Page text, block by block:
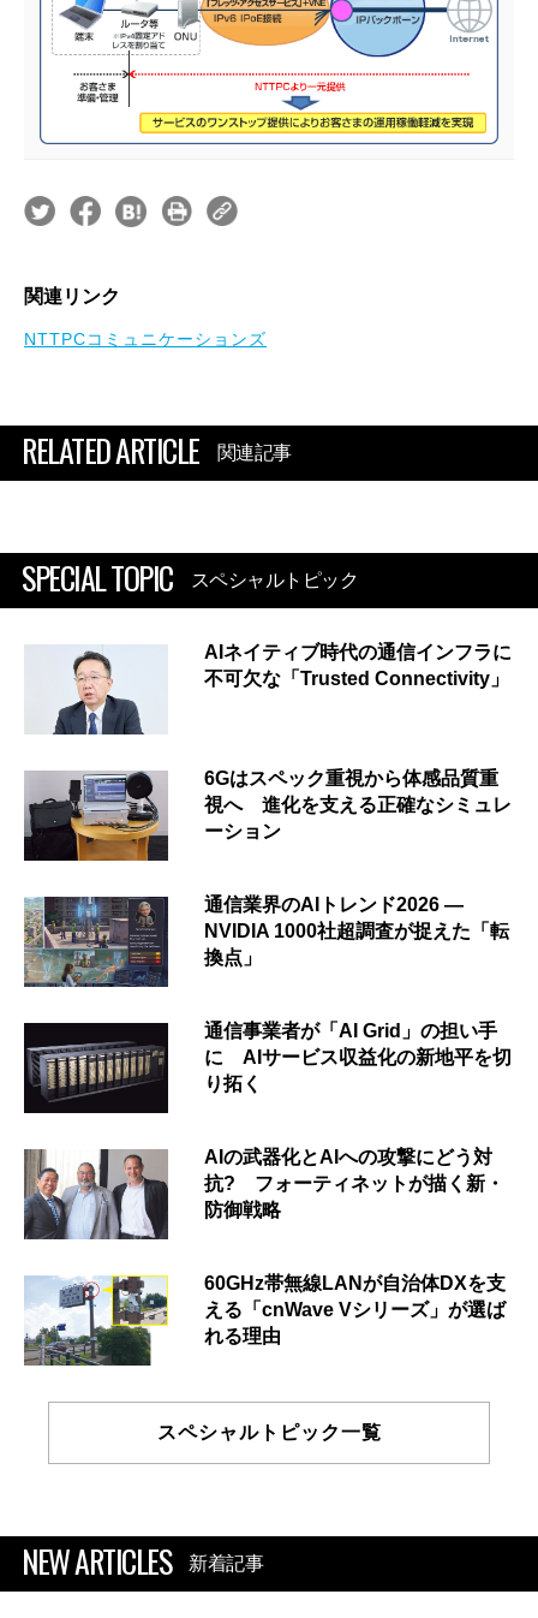
関連リンク
NTTPCコミュニケーションズ
RELATED ARTICLE 関連記事
SPECIAL TOPIC スペシャルトピック
AIネイティブ時代の通信インフラに
不可欠な「Trusted Connectivity」
6Gはスペック重視から体感品質重
視へ 進化を支える正確なシミュレ
ーション
通信業界のAIトレンド2026 ―
NVIDIA 1000社超調査が捉えた「転
換点」
通信事業者が「AI Grid」の担い手
に AIサービス収益化の新地平を切
り拓く
AIの武器化とAIへの攻撃にどう対
抗? フォーティネットが描く新・
防御戦略
60GHz帯無線LANが自治体DXを支
える「cnWave Vシリーズ」が選ば
れる理由
スペシャルトピック一覧
NEW ARTICLES 新着記事